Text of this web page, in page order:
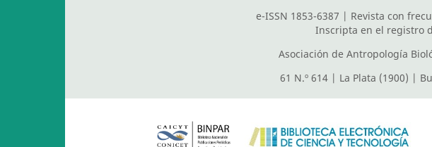
e-ISSN 1853-6387 | Revista con
Inscripta en el registro
Asociación de Antropología
61 N.º 614 | La Plata (1900) |